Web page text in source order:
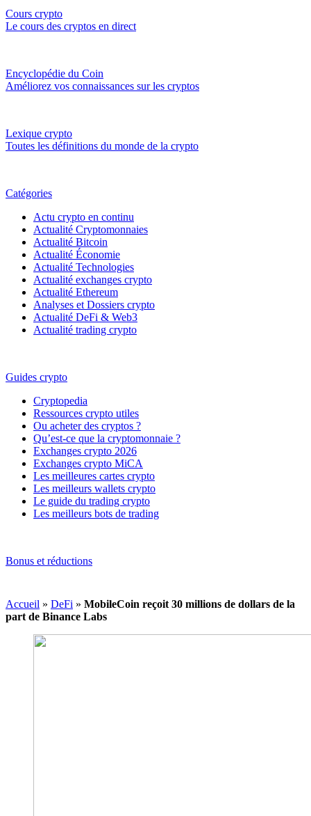
Cours crypto
Le cours des cryptos en direct
Encyclopédie du Coin
Améliorez vos connaissances sur les cryptos
Lexique crypto
Toutes les définitions du monde de la crypto
Catégories
Actu crypto en continu
Actualité Cryptomonnaies
Actualité Bitcoin
Actualité Économie
Actualité Technologies
Actualité exchanges crypto
Actualité Ethereum
Analyses et Dossiers crypto
Actualité DeFi & Web3
Actualité trading crypto
Guides crypto
Cryptopedia
Ressources crypto utiles
Ou acheter des cryptos ?
Qu’est-ce que la cryptomonnaie ?
Exchanges crypto 2026
Exchanges crypto MiCA
Les meilleures cartes crypto
Les meilleurs wallets crypto
Le guide du trading crypto
Les meilleurs bots de trading
Bonus et réductions
Accueil » DeFi » MobileCoin reçoit 30 millions de dollars de la
part de Binance Labs